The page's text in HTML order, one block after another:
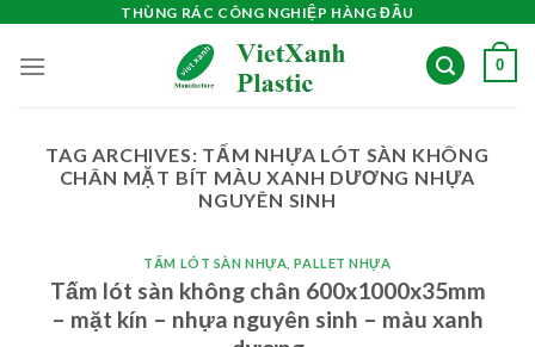
content
THÙNG RÁC CÔNG NGHIỆP HÀNG ĐẦU
0
TAG ARCHIVES: TẤM NHỰA LÓT SÀN KHÔNG
CHÂN MẶT BÍT MÀU XANH DƯƠNG NHỰA
NGUYÊN SINH
TẤM LÓT SÀN NHỰA ,PALLET NHỰA
Tấm lót sàn không chân 600x1000x35mm
– mặt kín – nhựa nguyên sinh – màu xanh